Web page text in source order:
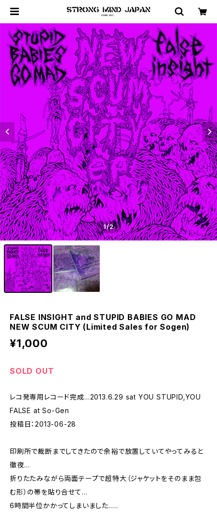
1/2
FALSE INSIGHT and STUPID BABIES GO MAD
NEW SCUM CITY (Limited Sales for Sogen)
¥1,000
SOLD OUT
レコ発専用レコード完成…2013.6.29 sat YOU STUPID,YOU
FALSE at So-Gen
投稿日：2013-06-28
印刷所で裁断までしてきたので余裕で放置していてやってみると
徹夜…
折りたたみながら両面テープで超特大（ジャケットをそのまま包
む形）の帯を貼り合せて…
6時間半位かかってしまいました…..